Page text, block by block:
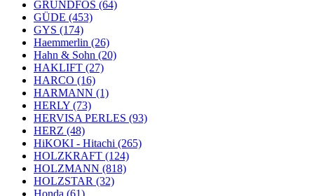
GRUNDFOS (64)
GÜDE (453)
GYS (174)
Haemmerlin (26)
Hahn & Sohn (20)
HAKLIFT (27)
HARCO (16)
HARMANN (1)
HERLY (73)
HERVISA PERLES (93)
HERZ (48)
HiKOKI - Hitachi (265)
HOLZKRAFT (124)
HOLZMANN (818)
HOLZSTAR (32)
Honda (61)